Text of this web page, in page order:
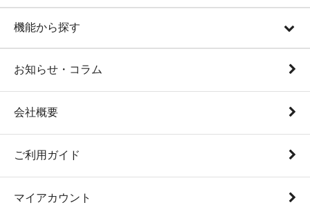
機能から探す
お知らせ・コラム
会社概要
ご利用ガイド
マイアカウント